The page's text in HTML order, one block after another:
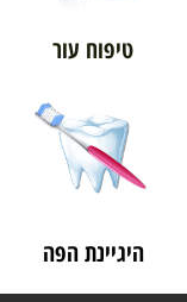
טיפוח עור
היגיינת הפה